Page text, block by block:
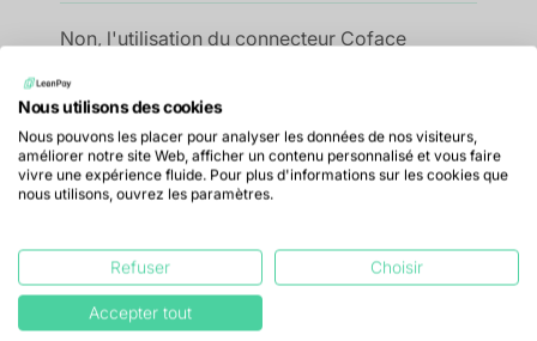
Non, l'utilisation du connecteur Coface
Quelles informations Coface sont
synchronisées dans LeanPay ?
LeanPay centralise les
(montant et pourcentage atteint), le
Nous utilisons des cookies
Nous pouvons les placer pour analyser les données de nos visiteurs,
améliorer notre site Web, afficher un contenu personnalisé et vous faire
vivre une expérience fluide. Pour plus d'informations sur les cookies que
nous utilisons, ouvrez les paramètres.
Refuser Choisir
Accepter tout